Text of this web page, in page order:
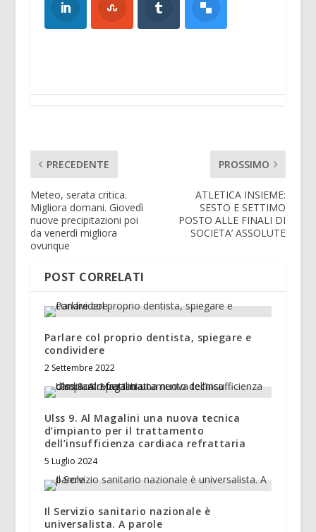
PRECEDENTE
Meteo, serata critica.
Migliora domani. Giovedì
nuove precipitazioni poi
da venerdì migliora
ovunque
PROSSIMO
ATLETICA INSIEME:
SESTO E SETTIMO
POSTO ALLE FINALI DI
SOCIETA’ ASSOLUTE
POST CORRELATI
Parlare col proprio dentista, spiegare e
condividere
2 Settembre 2022
Ulss 9. Al Magalini una nuova tecnica
d’impianto per il trattamento
dell’insufficienza cardiaca refrattaria
5 Luglio 2024
Il Servizio sanitario nazionale è
universalista. A parole